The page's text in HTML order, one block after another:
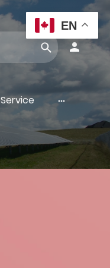
Service
EN